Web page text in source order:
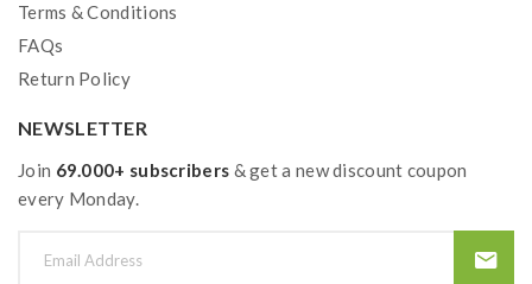
Terms & Conditions
FAQs
Return Policy
NEWSLETTER
Join 69.000+ subscribers & get a new discount coupon
every Monday.